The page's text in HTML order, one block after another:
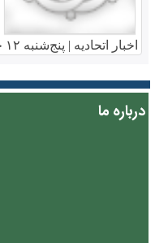
اخبار اتحادیه | پنج‌شنبه ۱۲ خرداد ۱۳۹۰
درباره ما